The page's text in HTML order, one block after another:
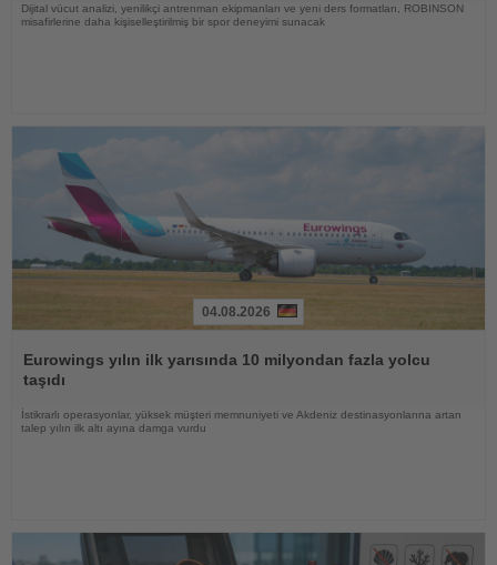
Dijital vücut analizi, yenilikçi antrenman ekipmanları ve yeni ders formatları, ROBINSON
misafirlerine daha kişiselleştirilmiş bir spor deneyimi sunacak
Oku
04.08.2026
Eurowings yılın ilk yarısında 10 milyondan fazla yolcu
taşıdı
İstikrarlı operasyonlar, yüksek müşteri memnuniyeti ve Akdeniz destinasyonlarına artan
talep yılın ilk altı ayına damga vurdu